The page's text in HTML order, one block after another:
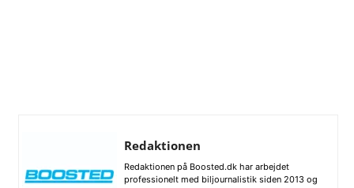
Redaktionen
Redaktionen på Boosted.dk har arbejdet
professionelt med biljournalistik siden 2013 og